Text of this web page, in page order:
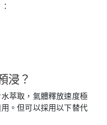
：
浸？
萃取，氣體釋放速度極
。但可以採用以下替代